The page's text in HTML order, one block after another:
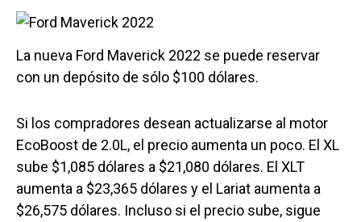
La nueva Ford Maverick 2022 se puede reservar
con un depósito de sólo $100 dólares.
Si los compradores desean actualizarse al motor
EcoBoost de 2.0L, el precio aumenta un poco. El XL
sube $1,085 dólares a $21,080 dólares. El XLT
aumenta a $23,365 dólares y el Lariat aumenta a
$26,575 dólares. Incluso si el precio sube, sigue